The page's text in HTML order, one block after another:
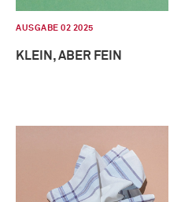
AUSGABE 02 2025
KLEIN, ABER FEIN